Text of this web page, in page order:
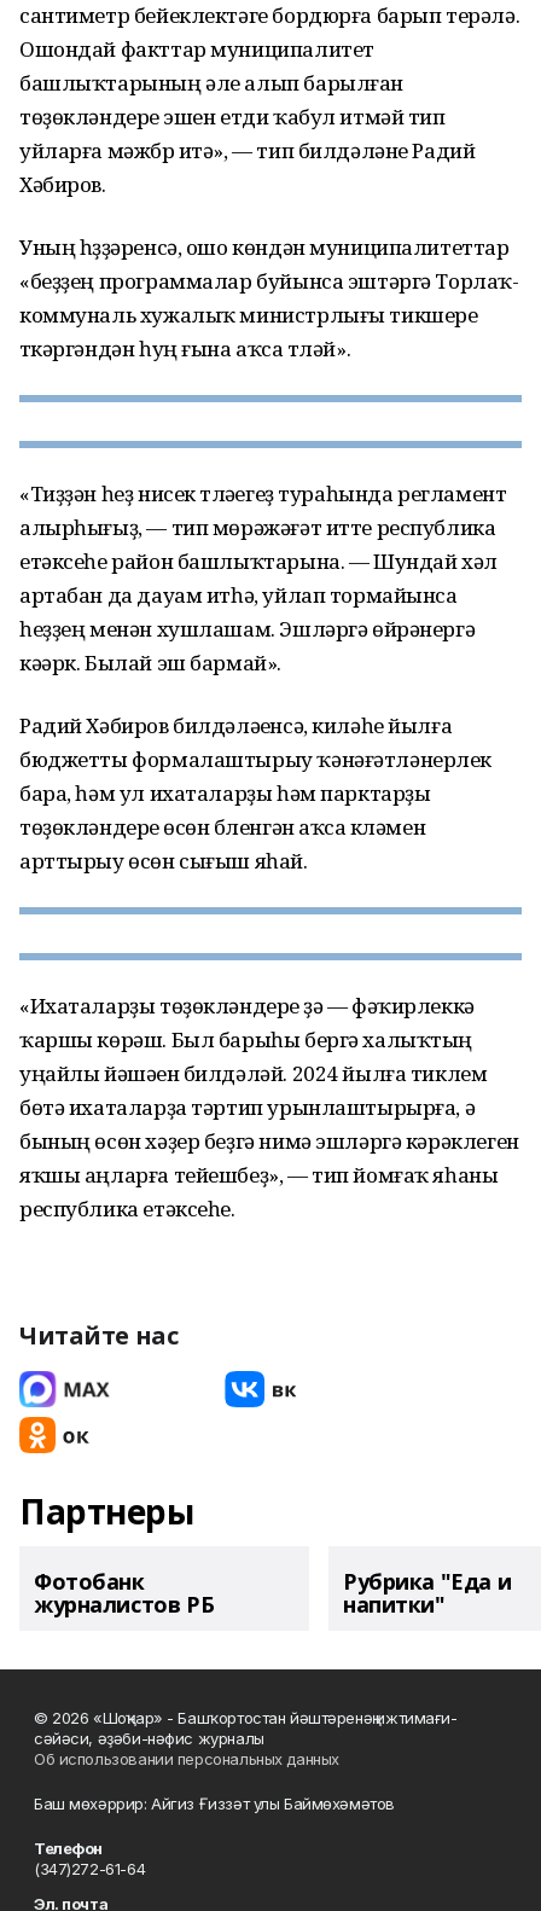
сантиметр бейеклектәге бордюрға барып терәлә.
Ошондай факттар муниципалитет
башлыҡтарының әле алып барылған
төҙөкләндереү эшен етди ҡабул итмәй тип
уйларға мәжбүр итә», — тип билдәләне Радий
Хәбиров.
Уның һүҙҙәренсә, ошо көндән муниципалитеттар
«беҙҙең программалар буйынса эштәргә Торлаҡ-
коммуналь хужалыҡ министрлығы тикшереү
үткәргәндән һуң ғына аҡса түләй».
«Тиҙҙән һеҙ нисек түләүегеҙ тураһында регламент
алырһығыҙ, — тип мөрәжәғәт итте республика
етәксеһе район башлыҡтарына. — Шундай хәл
артабан да дауам итһә, уйлап тормайынса
һеҙҙең менән хушлашам. Эшләргә өйрәнергә
кәәрк. Былай эш бармай».
Радий Хәбиров билдәләүенсә, киләһе йылға
бюджетты формалаштырыу ҡәнәғәтләнерлек
бара, һәм ул ихаталарҙы һәм парктарҙы
төҙөкләндереү өсөн бүленгән аҡса күләмен
арттырыу өсөн сығыш яһай.
«Ихаталарҙы төҙөкләндереү ҙә — фәҡирлеккә
ҡаршы көрәш. Был барыһы бергә халыҡтың
уңайлы йәшәүен билдәләй. 2024 йылға тиклем
бөтә ихаталарҙа тәртип урынлаштырырға, ә
бының өсөн хәҙер беҙгә нимә эшләргә кәрәклеген
яҡшы аңларға тейешбеҙ», — тип йомғаҡ яһаны
республика етәксеһе.
Читайте нас
Партнеры
Фотобанк
журналистов РБ
Рубрика "Еда и
напитки"
© 2026 «Шоңҡар» - Башҡортостан йәштәренәң ижтимағи-
сәйәси, әҙәби-нәфис журналы
Об использовании персональных данных
Баш мөхәррир: Айгиз Ғиззәт улы Баймөхәмәтов
Телефон
(347)272-61-64
Эл. почта